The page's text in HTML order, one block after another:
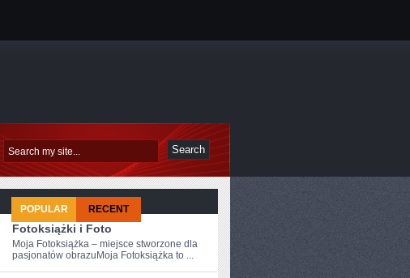
POPULAR RECENT
Fotoksiążki i Foto
Moja Fotoksiążka – miejsce stworzone dla
pasjonatów obrazuMoja Fotoksiążka to ...